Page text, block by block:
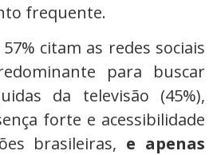
frequente.
citam as redes sociais
para buscar
da televisão (45%),
forte e acessibilidade
brasileiras, e apenas